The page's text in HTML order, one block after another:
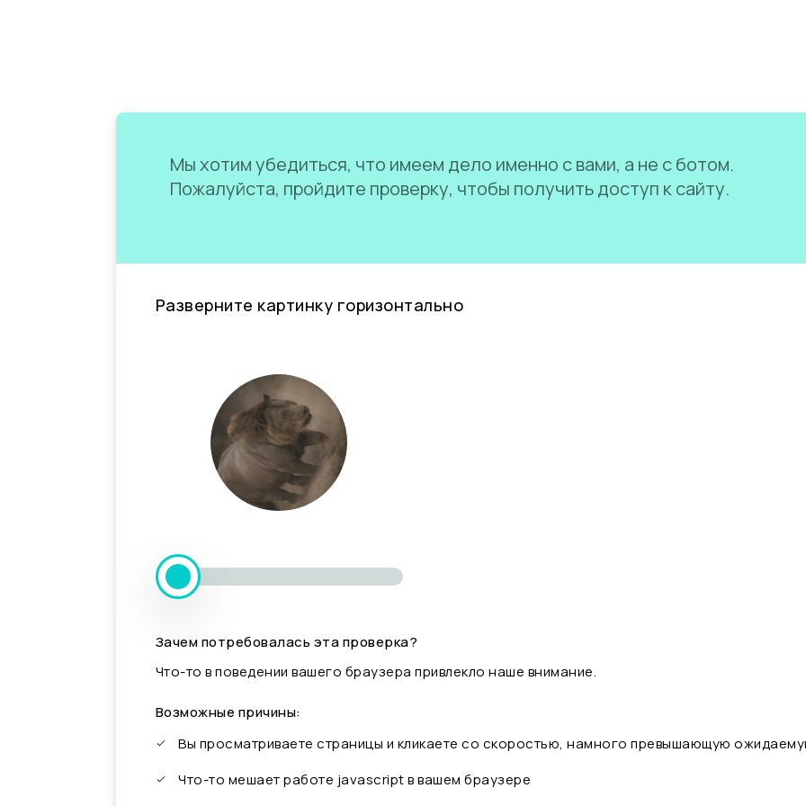
Мы хотим убедиться, что имеем дело именно с вами, а не с ботом.
Пожалуйста, пройдите проверку, чтобы получить доступ к сайту.
Разверните картинку горизонтально
Зачем потребовалась эта проверка?
Что-то в поведении вашего браузера привлекло наше внимание.
Возможные причины:
Вы просматриваете страницы и кликаете со скоростью, намного превышающую
Что-то мешает работе javascript в вашем браузере